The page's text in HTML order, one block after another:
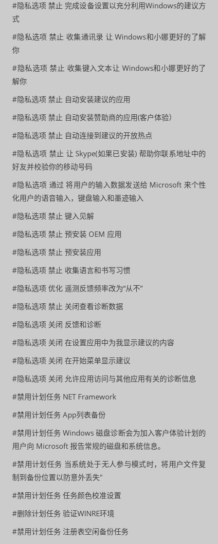
#隐私选项 禁止 完成设备设置以充分利用Windows的建议方
式
#隐私选项 禁止 收集通讯录 让 Windows和小娜更好的了解
你
#隐私选项 禁止 收集键入文本让 Windows和小娜更好的了
解你
#隐私选项 禁止 自动安装建议的应用
#隐私选项 禁止 自动安装赞助商的应用(客户体验）
#隐私选项 禁止 自动连接到建议的开放热点
#隐私选项 禁止 让 Skype(如果已安装) 帮助你联系地址中的
好友并校验你的移动号码
#隐私选项 通过 将用户的输入数据发送给 Microsoft 来个性
化用户的语音输入，键盘输入和墨迹输入
#隐私选项 禁止 键入见解
#隐私选项 禁止 预安装 OEM 应用
#隐私选项 禁止 预安装应用
#隐私选项 禁止 收集语言和书写习惯
#隐私选项 优化 遥测反馈频率改为“从不”
#隐私选项 禁止 关闭查看诊断数据
#隐私选项 关闭 反馈和诊断
#隐私选项 关闭 在设置应用中为我显示建议的内容
#隐私选项 关闭 在开始菜单显示建议
#隐私选项 关闭 允许应用访问与其他应用有关的诊断信息
#禁用计划任务 NET Framework
#禁用计划任务 App列表备份
#禁用计划任务 Windows 磁盘诊断会为加入客户体验计划的
用户向 Microsoft 报告常规的磁盘和系统信息。
#禁用计划任务 当系统处于无人参与模式时，将用户文件复
制到备份位置以防意外丢失"
#禁用计划任务 任务颜色校准设置
#删除计划任务 验证WINRE环境
#禁用计划任务 注册表空闲备份任务